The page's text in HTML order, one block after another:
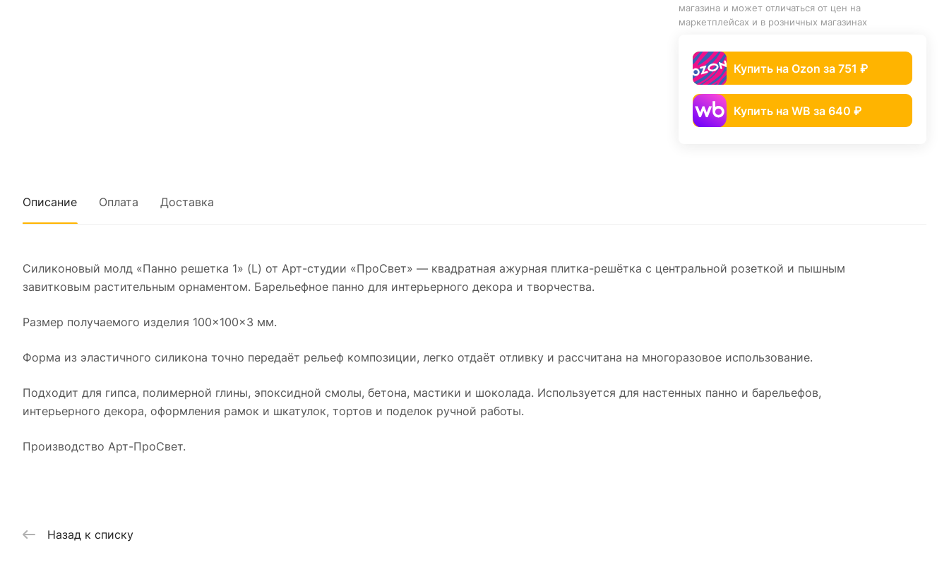
магазина и может отличаться от цен на
маркетплейсах и в розничных магазинах
Купить на Ozon за 751 ₽
Купить на WB за 640 ₽
Описание Оплата Доставка
Силиконовый молд «Панно решетка 1» (L) от Арт-студии «ПроСвет» — квадратная ажурная плитка-решётка с центральной розеткой и пышным
завитковым растительным орнаментом. Барельефное панно для интерьерного декора и творчества.
Размер получаемого изделия 100×100×3 мм.
Форма из эластичного силикона точно передаёт рельеф композиции, легко отдаёт отливку и рассчитана на многоразовое использование.
Подходит для гипса, полимерной глины, эпоксидной смолы, бетона, мастики и шоколада. Используется для настенных панно и барельефов,
интерьерного декора, оформления рамок и шкатулок, тортов и поделок ручной работы.
Производство Арт-ПроСвет.
Назад к списку